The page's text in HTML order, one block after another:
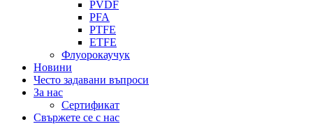
PVDF
PFA
PTFE
ETFE
Флуорокаучук
Новини
Често задавани въпроси
За нас
Сертификат
Свържете се с нас